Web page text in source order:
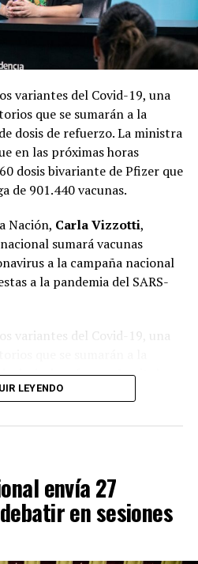
variantes del Covid-19, una
que se sumarán a la
dosis de refuerzo. La ministra
en las próximas horas
dosis bivariante de Pfizer que
de 901.440 vacunas.
Nación, Carla Vizzotti,
sumará vacunas
a la campaña nacional
a la pandemia del SARS-
variantes del Covid-19, una
dosis de refuerzo. La titular
que en las próximas
entrega de 901.440
la semana que viene.
aclaró que durante algunas
ambos tipos de vacunas,
y eficaces.
LEYENDO
envía 27
en sesiones